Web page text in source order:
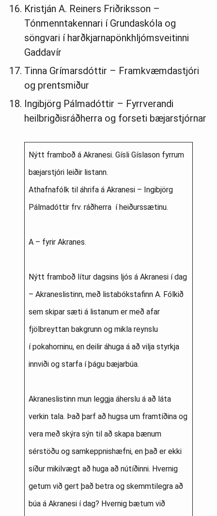
Kristján A. Reiners Friðriksson –
Tónmenntakennari í Grundaskóla og
söngvari í harðkjarnapönkhljómsveitinni
Gaddavír
Tinna Grímarsdóttir – Framkvæmdastjóri
og prentsmiður
Ingibjörg Pálmadóttir – Fyrrverandi
heilbrigðisráðherra og forseti bæjarstjórnar
Nýtt framboð á Akranesi. Gísli Gíslason fyrrum
bæjarstjóri leiðir listann.
Athafnafólk til áhrifa á Akranesi – Ingibjörg
Pálmadóttir frv. ráðherra í heiðurssætinu.
A – fyrir Akranes.
Nýtt framboð lítur dagsins ljós á Akranesi í dag
– Akraneslistinn, með listabókstafinn A. Fólkið
sem skipar sæti á listanum er með afar
fjölbreyttan bakgrunn og mikla reynslu
í pokahorninu, en deilir áhuga á að vilja styrkja
innviði og starfa í þágu bæjarbúa.
Akraneslistinn mun leggja áherslu á að láta
verkin tala. Það þarf að hugsa um framtíðina og
vera með skýra sýn til að skapa bænum
sérstöðu og samkeppnishæfni, en það er ekki
síður mikilvægt að huga að nútíðinni. Hvernig
getum við gert það betra og skemmtilegra að
búa á Akranesi í dag? Hvernig bætum við